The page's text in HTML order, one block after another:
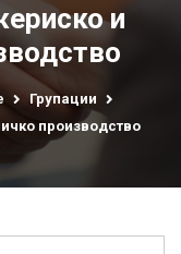
и
Групации
производство